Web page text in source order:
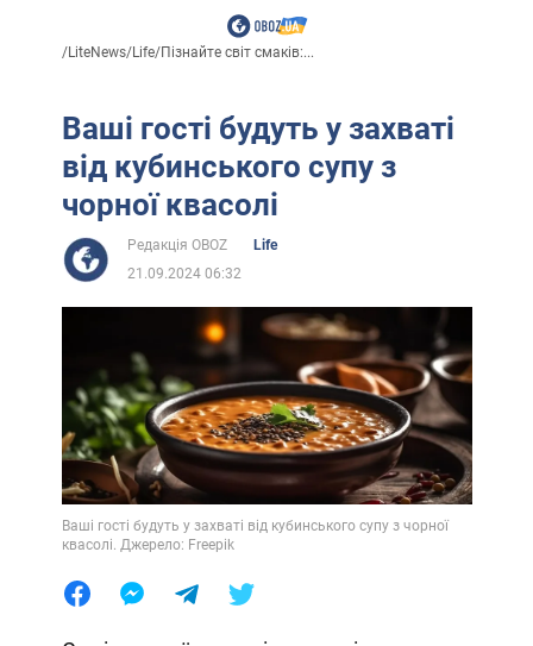
/LiteNews/Life/Пізнайте світ смаків:...
Ваші гості будуть у захваті
від кубинського супу з
чорної квасолі
Редакція OBOZ
Life
21.09.2024 06:32
Ваші гості будуть у захваті від кубинського супу з чорної
квасолі. Джерело: Freepik